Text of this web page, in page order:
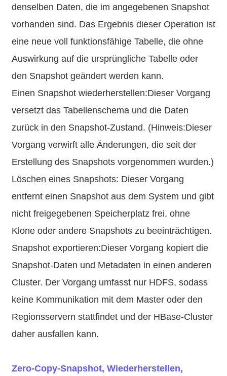
denselben Daten, die im angegebenen Snapshot
vorhanden sind. Das Ergebnis dieser Operation ist
eine neue voll funktionsfähige Tabelle, die ohne
Auswirkung auf die ursprüngliche Tabelle oder
den Snapshot geändert werden kann.
Einen Snapshot wiederherstellen:Dieser Vorgang
versetzt das Tabellenschema und die Daten
zurück in den Snapshot-Zustand. (Hinweis:Dieser
Vorgang verwirft alle Änderungen, die seit der
Erstellung des Snapshots vorgenommen wurden.)
Löschen eines Snapshots: Dieser Vorgang
entfernt einen Snapshot aus dem System und gibt
nicht freigegebenen Speicherplatz frei, ohne
Klone oder andere Snapshots zu beeinträchtigen.
Snapshot exportieren:Dieser Vorgang kopiert die
Snapshot-Daten und Metadaten in einen anderen
Cluster. Der Vorgang umfasst nur HDFS, sodass
keine Kommunikation mit dem Master oder den
Regionsservern stattfindet und der HBase-Cluster
daher ausfallen kann.
Zero-Copy-Snapshot, Wiederherstellen,